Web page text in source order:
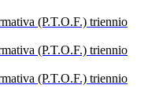
(P.T.O.F.) triennio
(P.T.O.F.) triennio
(P.T.O.F.) triennio